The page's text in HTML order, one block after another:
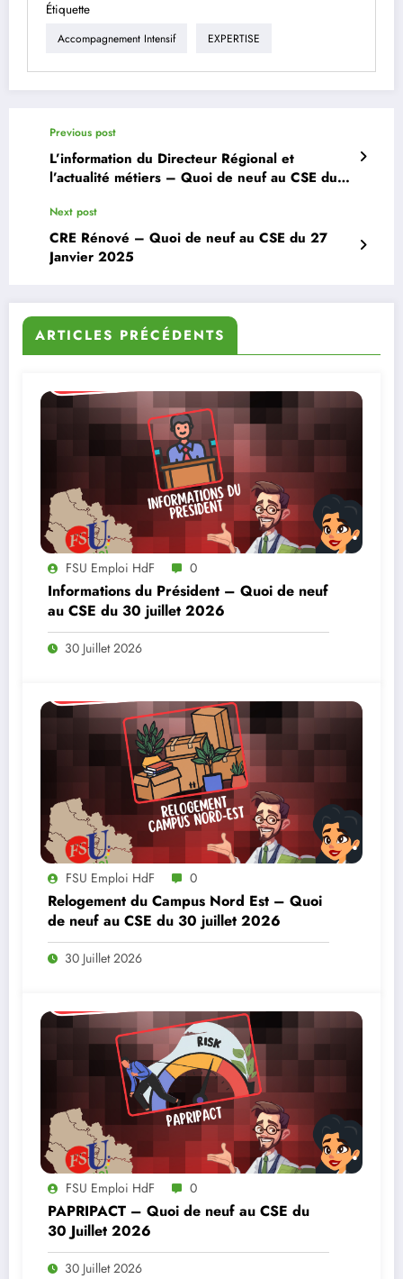
Étiquette
Accompagnement Intensif EXPERTISE
Previous post
L’information du Directeur Régional et
l’actualité métiers – Quoi de neuf au CSE du
Next post
CRE Rénové – Quoi de neuf au CSE du 27
Janvier 2025
ARTICLES PRÉCÉDENTS
FSU Emploi HdF 0
Informations du Président – Quoi de neuf
au CSE du 30 juillet 2026
30 Juillet 2026
FSU Emploi HdF 0
Relogement du Campus Nord Est – Quoi
de neuf au CSE du 30 juillet 2026
30 Juillet 2026
FSU Emploi HdF 0
PAPRIPACT – Quoi de neuf au CSE du
30 Juillet 2026
30 Juillet 2026